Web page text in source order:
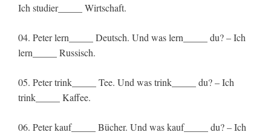
Ich studier_____ Wirtschaft.
04. Peter lern_____ Deutsch. Und was lern_____ du? – Ich
lern_____ Russisch.
05. Peter trink_____ Tee. Und was trink_____ du? – Ich
trink_____ Kaffee.
06. Peter kauf_____ Bücher. Und was kauf_____ du? – Ich